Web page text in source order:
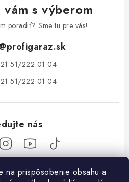
na prispôsobenie obsahu a
vám s výberom
poradiť? Sme tu pre vás!
profigaraz.sk
51/222 01 04
51/222 01 04